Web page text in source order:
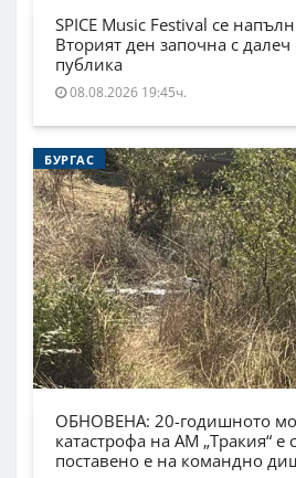
SPICE Music Festival се
Вторият ден започна с
публика
08.08.2026 19:45ч.
БУРГАС
ОБНОВЕНА: 20-годишното
катастрофа на АМ „Тракия“
поставено е на командно